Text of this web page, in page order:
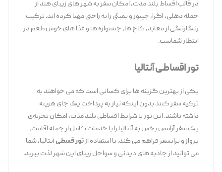
در قالب اقساط بلند مدت، امکان سفر به شهر های زیبای هند از
جمله دهلی، آگرا، جیپور و بمبئی را به راحتی مهیا کرده ‌اند. ترکیب
رنگارنگی از معابد، کاخ ‌ها، جشنواره‌ ها و غذا های خوش ‌طعم در
انتظار شماست.
تور اقساطی آنتالیا
یکی از بهترین گزینه‌ ها برای کسانی است که می ‌خواهند به
ترکیه سفر کنند بدون اینکه نیاز به پرداخت یک‌ جای هزینه
داشته باشند. این تور با شرایط اقساطی بلند مدت، امکان تجربه‌ی
یک سفر آرامش ‌بخش به آنتالیا را با خدمات کامل از جمله اقامت،
پرواز و ترانسفر فراهم می ‌کند. با استفاده ازتور قسطیآنتالیا، شما
می ‌توانید از جاذبه ‌های دیدنی و سواحل زیبای این شهر لذت ببرید.